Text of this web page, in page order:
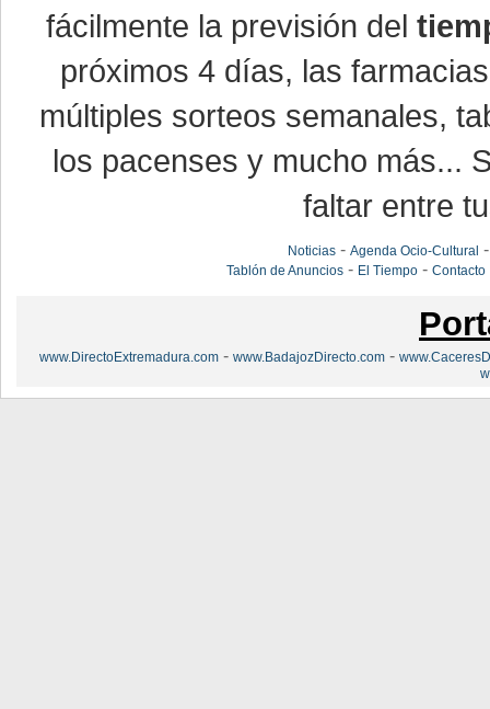
fácilmente la previsión del
próximos 4 días, las
múltiples sorteos semanales,
los pacenses y mucho más...
faltar entre
Noticias -Agenda Ocio-Cultural
Tablón de Anuncios - El Tiempo -Contacto
www.DirectoExtremadura.com - www.BadajozDirecto.com -